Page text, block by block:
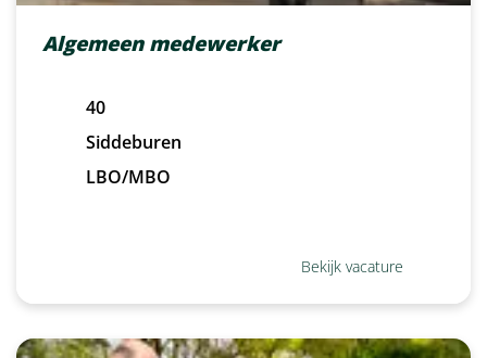
Algemeen medewerker
40
Siddeburen
LBO/MBO
Bekijk vacature